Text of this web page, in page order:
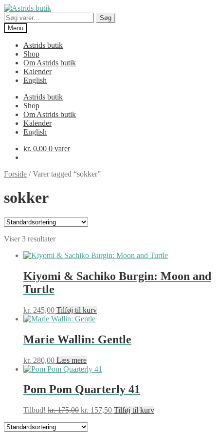
Spring
til
navigation
Spring
til
indhold
Søg
efter:
Søg
Menu
Astrids butik
Shop
Om Astrids butik
Kalender
English
Astrids butik
Shop
Om Astrids butik
Kalender
English
kr. 0,00 0 varer
Forside /Varer tagged “sokker”
sokker
Viser 3 resultater
Kiyomi & Sachiko Burgin: Moon and
Turtle
kr. 245,00 Tilføj til kurv
Marie Wallin: Gentle
kr. 280,00 Læs mere
Pom Pom Quarterly 41
Tilbud! kr.175,00 Den
pris
kr. 157,50Den
Tilføj til kurv